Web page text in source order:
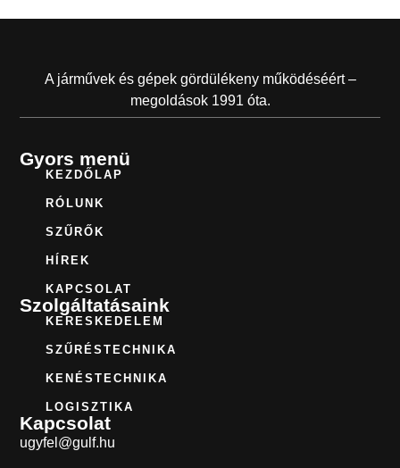
A járművek és gépek gördülékeny működéséért –
megoldások 1991 óta.
Gyors menü
KEZDŐLAP
RÓLUNK
SZŰRŐK
HÍREK
KAPCSOLAT
Szolgáltatásaink
KERESKEDELEM
SZŰRÉSTECHNIKA
KENÉSTECHNIKA
LOGISZTIKA
Kapcsolat
ugyfel@gulf.hu